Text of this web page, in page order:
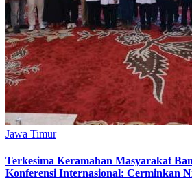
Jawa Timur
Terkesima Keramahan Masyarakat
Konferensi Internasional: Cerminkan